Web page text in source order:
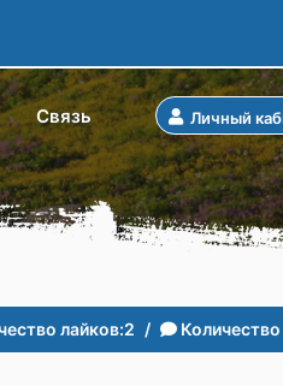
Cвязь Личный
лайков:2